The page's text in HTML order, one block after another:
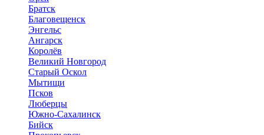
Братск
Благовещенск
Энгельс
Ангарск
Королёв
Великий Новгород
Старый Оскол
Мытищи
Псков
Люберцы
Южно-Сахалинск
Бийск